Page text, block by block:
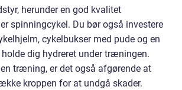
herunder en god kvalitet
spinningcykel. Du bør også investere
cykelbukser med pude og en
dig hydreret under træningen.
træning, er det også afgørende at
kroppen for at undgå skader.